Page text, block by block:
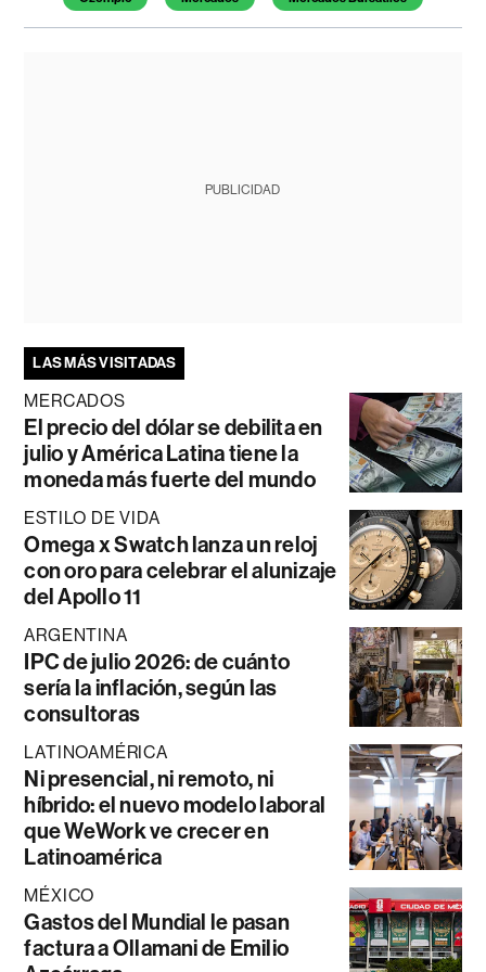
PUBLICIDAD
LAS MÁS VISITADAS
MERCADOS
El precio del dólar se debilita en
julio y América Latina tiene la
moneda más fuerte del mundo
ESTILO DE VIDA
Omega x Swatch lanza un reloj
con oro para celebrar el alunizaje
del Apollo 11
ARGENTINA
IPC de julio 2026: de cuánto
sería la inflación, según las
consultoras
LATINOAMÉRICA
Ni presencial, ni remoto, ni
híbrido: el nuevo modelo laboral
que WeWork ve crecer en
Latinoamérica
MÉXICO
Gastos del Mundial le pasan
factura a Ollamani de Emilio